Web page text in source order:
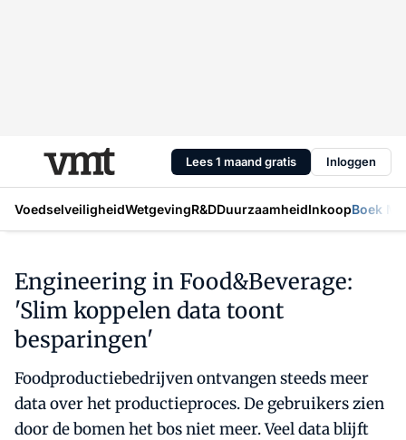
Lees 1 maand gratis Inloggen
VoedselveiligheidWetgevingR&DDuurzaamheidInkoopBoek
Engineering in Food&Beverage:
'Slim koppelen data toont
besparingen'
Foodproductiebedrijven ontvangen steeds meer
data over het productieproces. De gebruikers zien
door de bomen het bos niet meer. Veel data blijft